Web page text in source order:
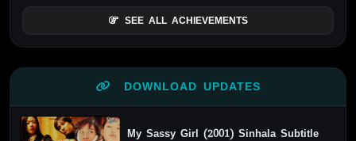
SEE ALL ACHIEVEMENTS
DOWNLOAD UPDATES
My Sassy Girl (2001) Sinhala Subtitle